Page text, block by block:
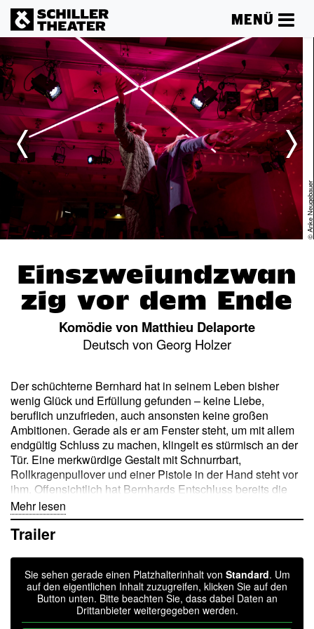
MENÜ
© Anke Neugebauer
Einszweiundzwan
zig vor dem Ende
Komödie von Matthieu Delaporte
Deutsch von Georg Holzer
Der schüchterne Bernhard hat in seinem Leben bisher
wenig Glück und Erfüllung gefunden – keine Liebe,
beruflich unzufrieden, auch ansonsten keine großen
Ambitionen. Gerade als er am Fenster steht, um mit allem
endgültig Schluss zu machen, klingelt es stürmisch an der
Tür. Eine merkwürdige Gestalt mit Schnurrbart,
Rollkragenpullover und einer Pistole in der Hand steht vor
ihm. Offensichtlich hat Bernhards Entschluss bereits die
übernatürliche Instanz zur »Abwicklung des
Lebensendes«, den Tod persönlich, mobilisiert. Dieser hat
sich allerdings im Stockwerk geirrt, und auch sonst scheint
erster Arbeitstag. Zwischen den beiden Widersachern
entspinnt sich ein aberwitziger Dialog über Daseinsgründe
und Motive und die immerwährende Anwesenheit des
großen Unbekannten mitten im Leben.
Mehr lesen
Trailer
Sie sehen gerade einen Platzhalterinhalt von Standard. Um
auf den eigentlichen Inhalt zuzugreifen, klicken Sie auf den
Button unten. Bitte beachten Sie, dass dabei Daten an
Drittanbieter weitergegeben werden.